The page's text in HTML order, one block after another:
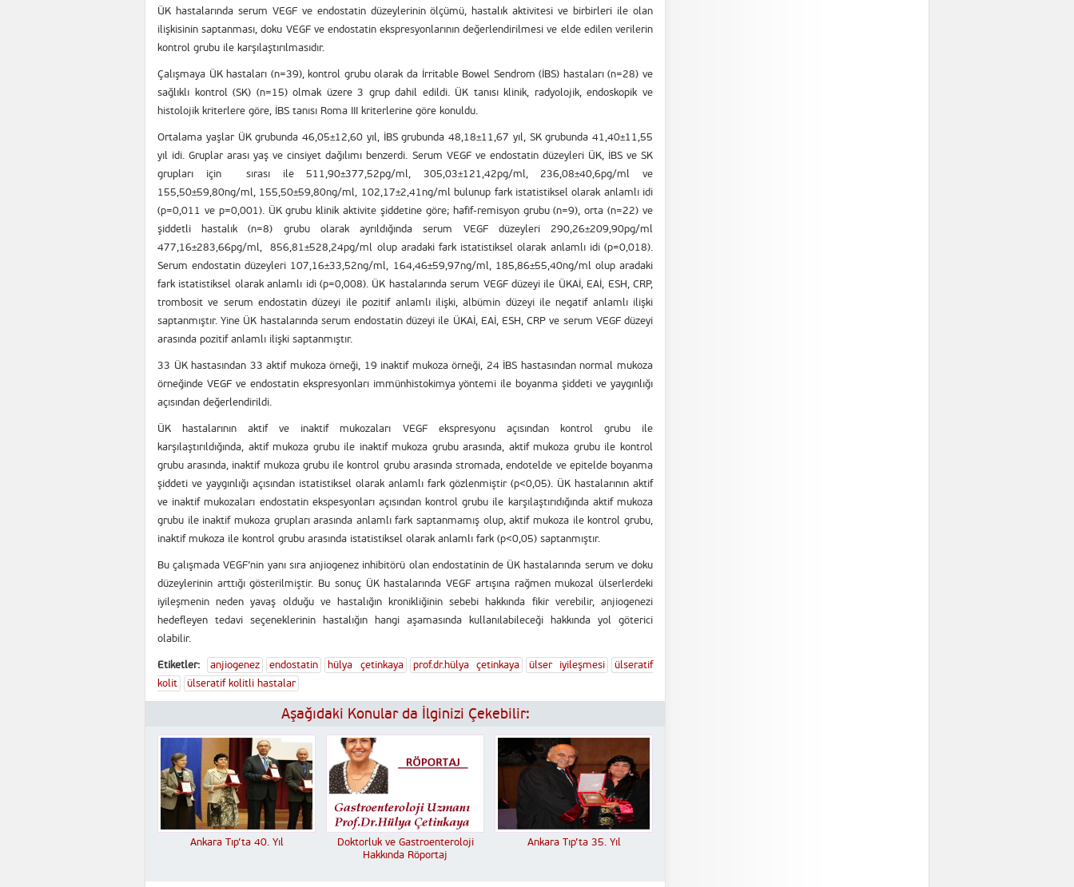
ÜK hastalarında serum VEGF ve endostatin düzeylerinin ölçümü, hastalık aktivitesi ve birbirleri ile olan
ilişkisinin saptanması, doku VEGF ve endostatin ekspresyonlarının değerlendirilmesi ve elde edilen verilerin
kontrol grubu ile karşılaştırılmasıdır.
Çalışmaya ÜK hastaları (n=39), kontrol grubu olarak da İrritable Bowel Sendrom (İBS) hastaları (n=28) ve
sağlıklı kontrol (SK) (n=15) olmak üzere 3 grup dahil edildi. ÜK tanısı klinik, radyolojik, endoskopik ve
histolojik kriterlere göre, İBS tanısı Roma III kriterlerine göre konuldu.
Ortalama yaşlar ÜK grubunda 46,05±12,60 yıl, İBS grubunda 48,18±11,67 yıl, SK grubunda 41,40±11,55
yıl idi. Gruplar arası yaş ve cinsiyet dağılımı benzerdi. Serum VEGF ve endostatin düzeyleri ÜK, İBS ve SK
grupları için sırası ile 511,90±377,52pg/ml, 305,03±121,42pg/ml, 236,08±40,6pg/ml ve
155,50±59,80ng/ml, 155,50±59,80ng/ml, 102,17±2,41ng/ml bulunup fark istatistiksel olarak anlamlı idi
(p=0,011 ve p=0,001). ÜK grubu klinik aktivite şiddetine göre; hafif-remisyon grubu (n=9), orta (n=22) ve
şiddetli hastalık (n=8) grubu olarak ayrıldığında serum VEGF düzeyleri 290,26±209,90pg/ml
477,16±283,66pg/ml, 856,81±528,24pg/ml olup aradaki fark istatistiksel olarak anlamlı idi (p=0,018).
Serum endostatin düzeyleri 107,16±33,52ng/ml, 164,46±59,97ng/ml, 185,86±55,40ng/ml olup aradaki
fark istatistiksel olarak anlamlı idi (p=0,008). ÜK hastalarında serum VEGF düzeyi ile ÜKAİ, EAİ, ESH, CRP,
trombosit ve serum endostatin düzeyi ile pozitif anlamlı ilişki, albümin düzeyi ile negatif anlamlı ilişki
saptanmıştır. Yine ÜK hastalarında serum endostatin düzeyi ile ÜKAİ, EAİ, ESH, CRP ve serum VEGF düzeyi
arasında pozitif anlamlı ilişki saptanmıştır.
33 ÜK hastasından 33 aktif mukoza örneği, 19 inaktif mukoza örneği, 24 İBS hastasından normal mukoza
örneğinde VEGF ve endostatin ekspresyonları immünhistokimya yöntemi ile boyanma şiddeti ve yaygınlığı
açısından değerlendirildi.
ÜK hastalarının aktif ve inaktif mukozaları VEGF ekspresyonu açısından kontrol grubu ile
karşılaştırıldığında, aktif mukoza grubu ile inaktif mukoza grubu arasında, aktif mukoza grubu ile kontrol
grubu arasında, inaktif mukoza grubu ile kontrol grubu arasında stromada, endotelde ve epitelde boyanma
şiddeti ve yaygınlığı açısından istatistiksel olarak anlamlı fark gözlenmiştir (p<0,05). ÜK hastalarının aktif
ve inaktif mukozaları endostatin ekspesyonları açısından kontrol grubu ile karşılaştırıdığında aktif mukoza
grubu ile inaktif mukoza grupları arasında anlamlı fark saptanmamış olup, aktif mukoza ile kontrol grubu,
inaktif mukoza ile kontrol grubu arasında istatistiksel olarak anlamlı fark (p<0,05) saptanmıştır.
Bu çalışmada VEGF’nin yanı sıra anjiogenez inhibitörü olan endostatinin de ÜK hastalarında serum ve doku
düzeylerinin arttığı gösterilmiştir. Bu sonuç ÜK hastalarında VEGF artışına rağmen mukozal ülserlerdeki
iyileşmenin neden yavaş olduğu ve hastalığın kronikliğinin sebebi hakkında fikir verebilir, anjiogenezi
hedefleyen tedavi seçeneklerinin hastalığın hangi aşamasında kullanılabileceği hakkında yol göterici
olabilir.
Etiketler: anjiogenez endostatin hülya çetinkaya prof.dr.hülya çetinkaya ülser iyileşmesi
ülseratif
kolit
ülseratif kolitli hastalar
Aşağıdaki Konular da İlginizi Çekebilir:
Ankara Tıp’ta 40. Yıl
Doktorluk ve Gastroenteroloji
Hakkında Röportaj
Ankara Tıp’ta 35. Yıl